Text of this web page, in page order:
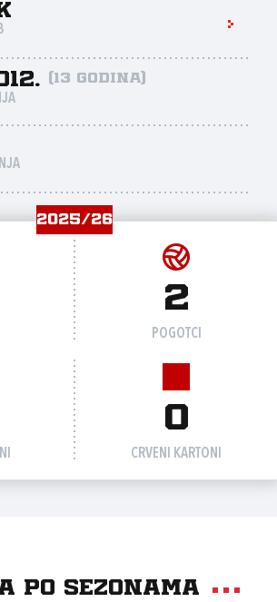
(13 godina)
2025/26
2
POGOTCI
0
CRVENI KARTONI
po sezonama